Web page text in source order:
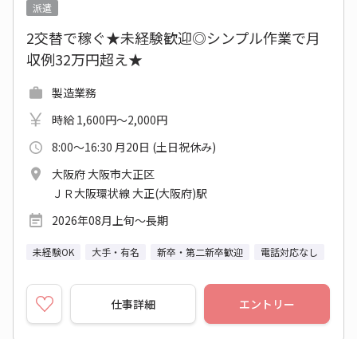
派遣
2交替で稼ぐ★未経験歓迎◎シンプル作業で月
収例32万円超え★
製造業務
時給 1,600円～2,000円
8:00～16:30 月20日 (土日祝休み)
大阪府 大阪市大正区
ＪＲ大阪環状線 大正(大阪府)駅
2026年08月上旬～長期
未経験OK 大手・有名 新卒・第二新卒歓迎 電話対応なし
仕事詳細 エントリー